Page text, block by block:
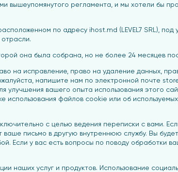
вышеупомянутого регламента, и мы хотели бы
по адресу ihost.md (LEVEL7 SRL), под
она была собрана, но не более 24 месяцев
на исправление, право на удаление данных,
напишите нам по электронной почте
вашего опыта использования этого
файлов cookie или об
с целью ведения переписки с вами.
письмо в другую внутреннюю службу. Вы
Если у вас есть вопросы по поводу обработки
наших услуг и продуктов. Использование